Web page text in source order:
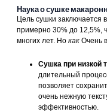
Наука о сушке
Цель сушки заключается
примерно 30% до 12,5%,
многих лет. Но какОчень
Сушка при низкой
длительный
позволяет
очень нежную
эффективностью.